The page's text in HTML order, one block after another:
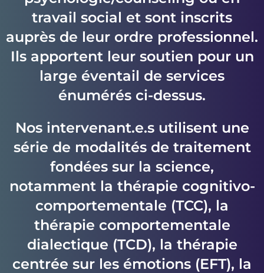
travail social et sont inscrits
auprès de leur ordre professionnel.
Ils apportent leur soutien pour un
large éventail de services
énumérés ci-dessus.
Nos intervenant.e.s utilisent une
série de modalités de traitement
fondées sur la science,
notamment la thérapie cognitivo-
comportementale (TCC), la
thérapie comportementale
dialectique (TCD), la thérapie
centrée sur les émotions (EFT), la